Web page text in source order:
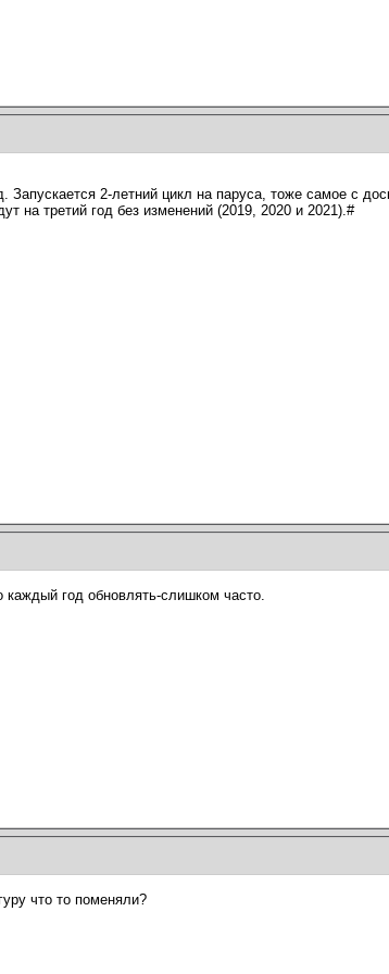
Запускается 2-летний цикл на паруса, тоже самое с
на третий год без изменений (2019, 2020 и 2021).#
год обновлять-слишком часто.
что то поменяли?